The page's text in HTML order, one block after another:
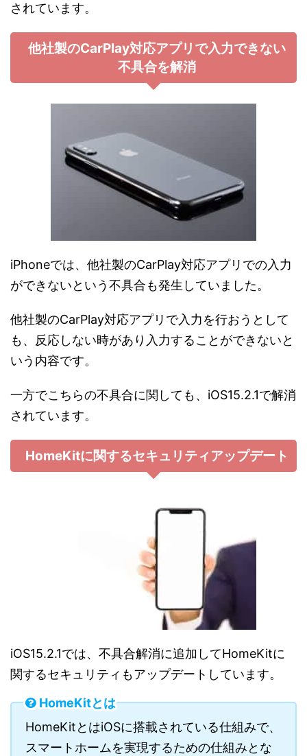
されています。
他社製のCarPlay対応アプリで入力できない
不具合を解消
iPhoneでは、他社製のCarPlay対応アプリでの入力
ができないという不具合も発生していました。
他社製のCarPlay対応アプリで入力を行おうとして
も、反応しない時があり入力することができないと
いう内容です。
一方でこちらの不具合に関しても、iOS15.2.1で解消
されています。
HomeKitに関するセキュリティアップデート
iOS15.2.1では、不具合解消に追加してHomeKitに
関するセキュリティもアップデートしています。
HomeKitとは
HomeKitとはiOSに搭載されている仕組みで、
スマートホームを実現するための仕組みとな